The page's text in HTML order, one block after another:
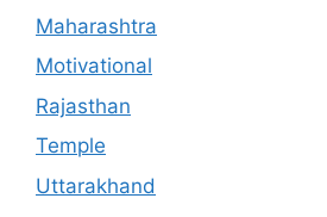
Maharashtra
Motivational
Rajasthan
Temple
Uttarakhand